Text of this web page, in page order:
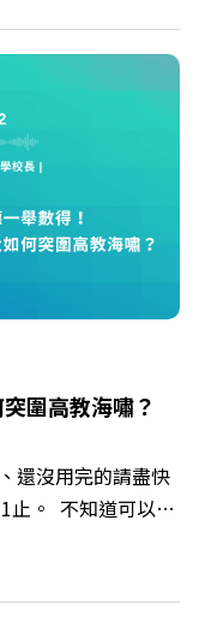
38jNi9k
FMTaiwan 與
感到焦慮、害怕
待或霸凌嗎？當工作
日常，我們不能只
人際互動底層的
請到薩提爾模式溝
》作者李崇義與謝
場上的對立與衝
在變動快速的AI時
強韌自我。 🔺 職
對話」看穿主管
奇少一點、批判
何把自我價值打
》新書介紹
BWL108🎂歡
家優惠
遠見》更多的社
圍高教海嘯？
還沒用完的請盡快
止。 不知道可以在
】專區，全台五千
！ ➡️
FMTaiwan 與